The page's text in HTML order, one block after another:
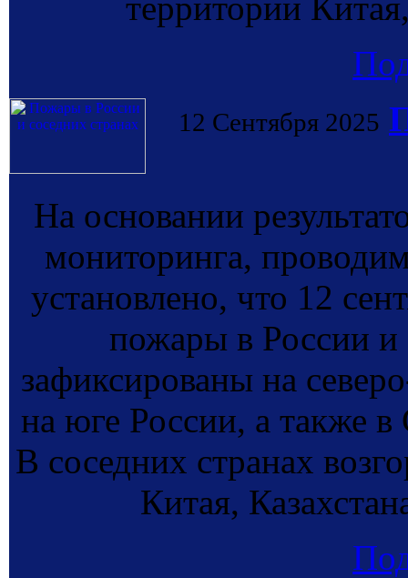
12 Сентября 2025
На основании
мониторинга,
установлено, что 12
пожары в России и
зафиксированы на
на юге России, а также
В соседних странах
Китая,